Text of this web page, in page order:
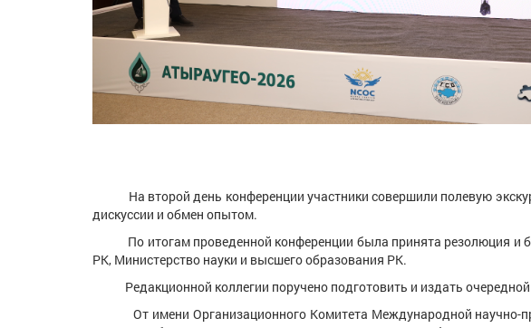
На второй день конференции участники совершили полевую
дискуссии и обмен опытом.
По итогам проведенной конференции была принята резолюция и
РК, Министерство науки и высшего образования РК.
Редакционной коллегии поручено подготовить и издать
От имени Организационного Комитета Международной научно-